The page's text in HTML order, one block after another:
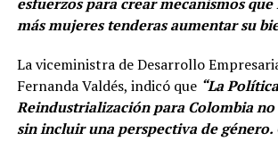
más mujeres tenderas aumentar su
La viceministra de Desarrollo
Fernanda Valdés, indicó que “La
Reindustrialización para Colombia no
sin incluir una perspectiva de género.